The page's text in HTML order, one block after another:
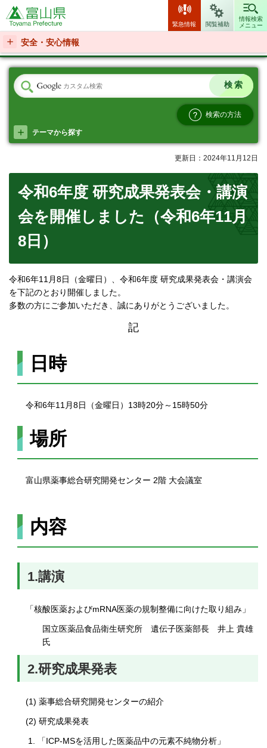
富山県
緊急情報 閲覧補助
情報検索
メニュー
安全・安心情報
検索の方法
テーマから探す
更新日：2024年11月12日
令和6年度 研究成果発表会・講演
会を開催しました（令和6年11月
8日）
令和6年11月8日（金曜日）、令和6年度 研究成果発表会・講演会
を下記のとおり開催しました。
多数の方にご参加いただき、誠にありがとうございました。
記
日時
令和6年11月8日（金曜日）13時20分～15時50分
場所
富山県薬事総合研究開発センター 2階 大会議室
内容
1.講演
「核酸医薬およびmRNA医薬の規制整備に向けた取り組み」
国立医薬品食品衛生研究所 遺伝子医薬部長 井上 貴雄
氏
2.研究成果発表
(1) 薬事総合研究開発センターの紹介
(2) 研究成果発表
1. 「ICP-MSを活用した医薬品中の元素不純物分析」